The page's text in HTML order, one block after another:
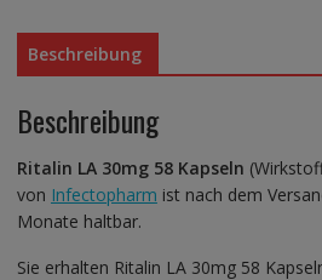
Beschreibung
Beschreibung
Ritalin LA 30mg 58 Kapseln
von Infectopharm ist nach dem
Monate haltbar.
Sie erhalten Ritalin LA 30mg 58